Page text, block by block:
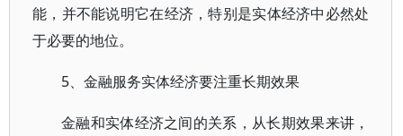
能，并不能说明它在经济，特别是实体经济中必然处
于必要的地位。
5、金融服务实体经济要注重长期效果
金融和实体经济之间的关系，从长期效果来讲，